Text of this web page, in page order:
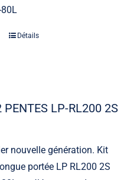
Détails
PENTES LP-RL200 2S
nouvelle génération. Kit
portée LP RL200 2S